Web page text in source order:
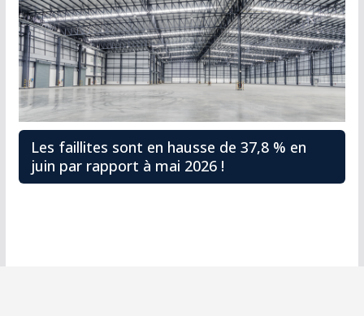
Les faillites sont en hausse de 37,8 % en
juin par rapport à mai 2026 !